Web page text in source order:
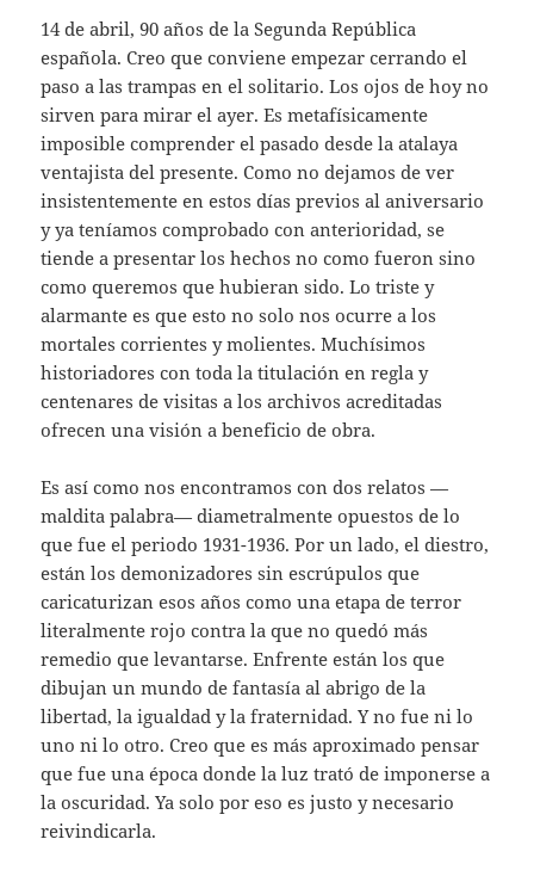
14 de abril, 90 años de la Segunda República
española. Creo que conviene empezar cerrando el
paso a las trampas en el solitario. Los ojos de hoy no
sirven para mirar el ayer. Es metafísicamente
imposible comprender el pasado desde la atalaya
ventajista del presente. Como no dejamos de ver
insistentemente en estos días previos al aniversario
y ya teníamos comprobado con anterioridad, se
tiende a presentar los hechos no como fueron sino
como queremos que hubieran sido. Lo triste y
alarmante es que esto no solo nos ocurre a los
mortales corrientes y molientes. Muchísimos
historiadores con toda la titulación en regla y
centenares de visitas a los archivos acreditadas
ofrecen una visión a beneficio de obra.
Es así como nos encontramos con dos relatos —
maldita palabra— diametralmente opuestos de lo
que fue el periodo 1931-1936. Por un lado, el diestro,
están los demonizadores sin escrúpulos que
caricaturizan esos años como una etapa de terror
literalmente rojo contra la que no quedó más
remedio que levantarse. Enfrente están los que
dibujan un mundo de fantasía al abrigo de la
libertad, la igualdad y la fraternidad. Y no fue ni lo
uno ni lo otro. Creo que es más aproximado pensar
que fue una época donde la luz trató de imponerse a
la oscuridad. Ya solo por eso es justo y necesario
reivindicarla.